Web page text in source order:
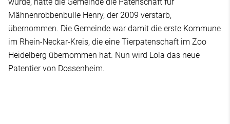
wurde, hatte die Gemeinde die Patenschaft für
Mähnenrobbenbulle Henry, der 2009 verstarb,
übernommen. Die Gemeinde war damit die erste Kommune
im Rhein-Neckar-Kreis, die eine Tierpatenschaft im Zoo
Heidelberg übernommen hat. Nun wird Lola das neue
Patentier von Dossenheim.